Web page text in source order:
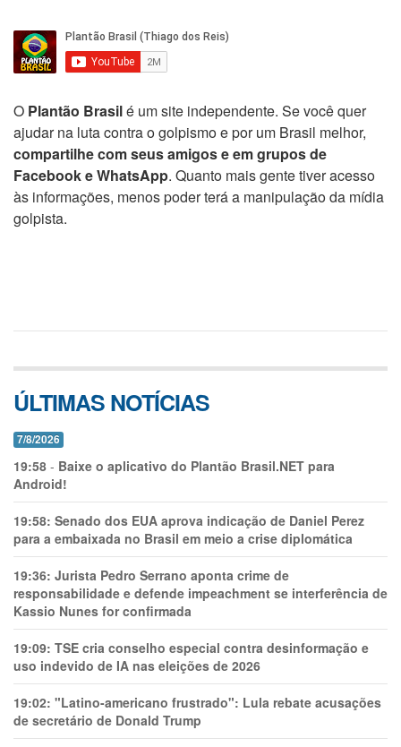
O Plantão Brasilé um site independente. Se você quer
ajudar na luta contra o golpismo e por um Brasil melhor,
compartilhe com seus amigos e em grupos de
Facebook e WhatsApp. Quanto mais gente tiver acesso
às informações, menos poder terá a manipulação da mídia
golpista.
ÚLTIMAS NOTÍCIAS
7/8/2026
19:58 - Baixe o aplicativo do Plantão Brasil.NET para
Android!
19:58: Senado dos EUA aprova indicação de Daniel Perez
para a embaixada no Brasil em meio a crise diplomática
19:36: Jurista Pedro Serrano aponta crime de
responsabilidade e defende impeachment se interferência de
Kassio Nunes for confirmada
19:09: TSE cria conselho especial contra desinformação e
uso indevido de IA nas eleições de 2026
19:02: "Latino-americano frustrado": Lula rebate acusações
de secretário de Donald Trump